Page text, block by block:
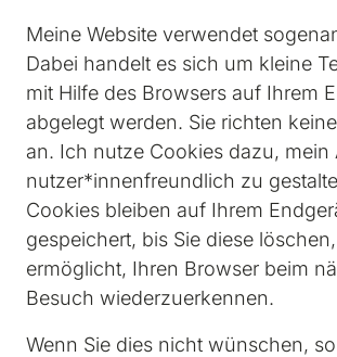
Meine Website verwendet
Dabei handelt es sich um kleine
mit Hilfe des Browsers auf Ihrem
abgelegt werden. Sie richten
an. Ich nutze Cookies dazu, mein
nutzer*innenfreundlich zu
Cookies bleiben auf Ihrem
gespeichert, bis Sie diese
ermöglicht, Ihren Browser beim
Besuch wiederzuerkennen.
Wenn Sie dies nicht wünschen,